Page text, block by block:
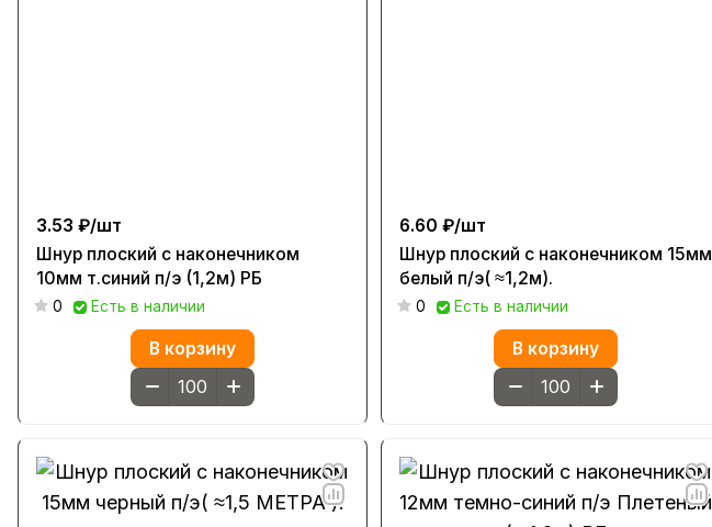
3.53 ₽/шт
Шнур плоский с наконечником
10мм т.синий п/э (1,2м) РБ
0 Есть в наличии
В корзину
6.60 ₽/шт
Шнур плоский с наконечником 15мм
белый п/э( ≈1,2м).
0 Есть в наличии
В корзину